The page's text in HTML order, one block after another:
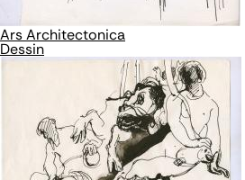
Ars Architectonica
Dessin